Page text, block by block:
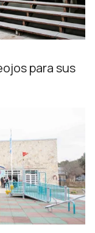
para sus